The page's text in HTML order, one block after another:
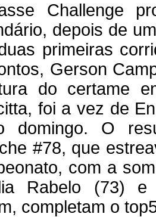
Challenge
depois de
primeiras
Gerson
do certame
foi a vez de
domingo. O
#78, que
com a
Rabelo (73) e
completam o